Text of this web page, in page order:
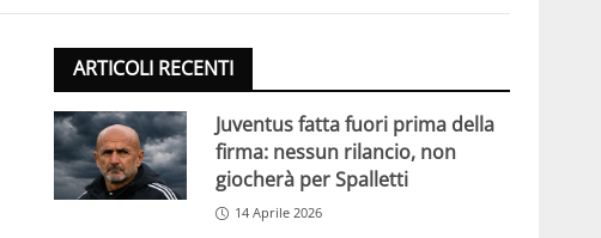
ARTICOLI RECENTI
Juventus fatta fuori prima della
firma: nessun rilancio, non
giocherà per Spalletti
14 Aprile 2026